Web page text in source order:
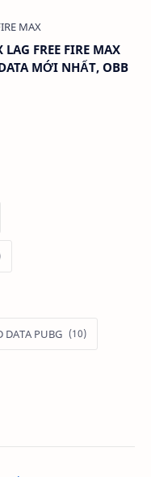
FREE FIRE MAX
MỚI NHẤT, OBB
DATA PUBG